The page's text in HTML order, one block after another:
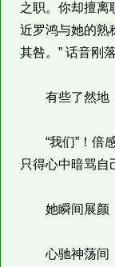
之职。你却擅离
近罗鸿与她的熟
其咎。” 话音刚
有些了然地，
“我们”！倍感
只得心中暗骂自
她瞬间展颜，
心驰神荡间，